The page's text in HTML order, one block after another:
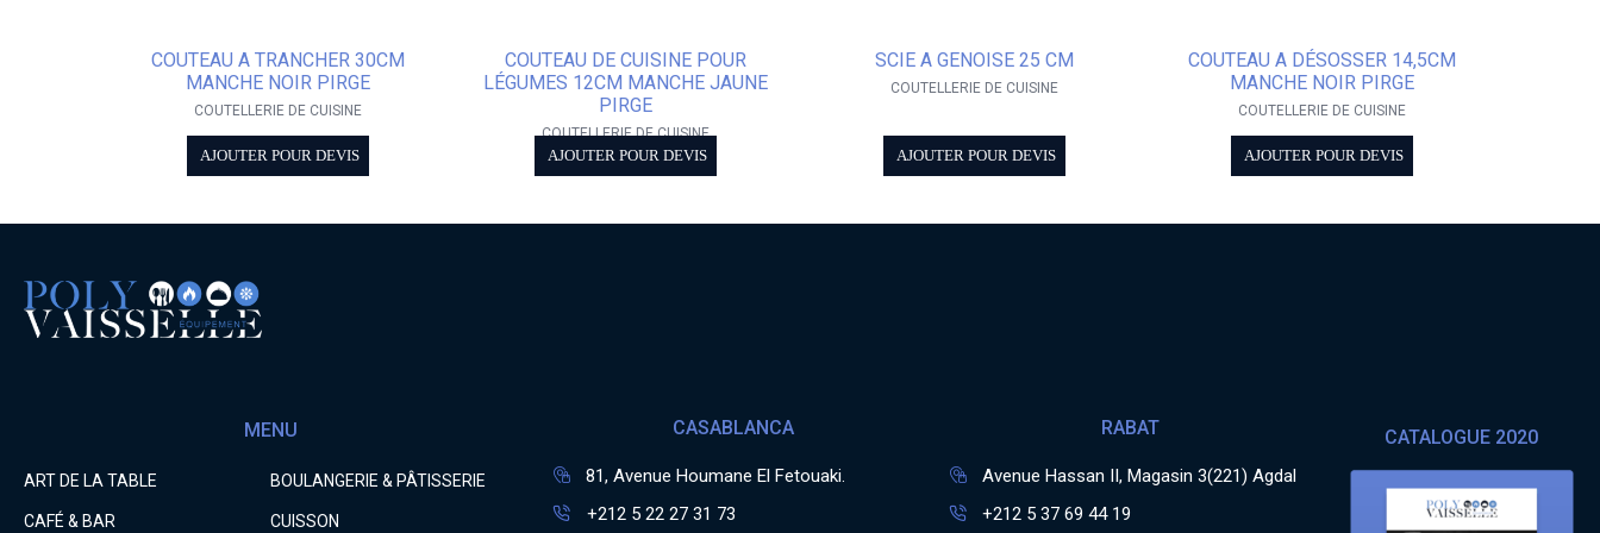
COUTEAU A TRANCHER 30CM
MANCHE NOIR PIRGE
COUTELLERIE DE CUISINE
AJOUTER POUR DEVIS
COUTEAU DE CUISINE POUR
LÉGUMES 12CM MANCHE JAUNE
PIRGE
COUTELLERIE DE CUISINE
AJOUTER POUR DEVIS
SCIE A GENOISE 25 CM
COUTELLERIE DE CUISINE
AJOUTER POUR DEVIS
COUTEAU A DÉSOSSER 14,5CM
MANCHE NOIR PIRGE
COUTELLERIE DE CUISINE
AJOUTER POUR DEVIS
MENU
ART DE LA TABLE BOULANGERIE & PÂTISSERIE
CAFÉ & BAR CUISSON
CASABLANCA
81, Avenue Houmane El Fetouaki.
+212 5 22 27 31 73
RABAT
Avenue Hassan II, Magasin 3(221) Agdal
+212 5 37 69 44 19
CATALOGUE 2020